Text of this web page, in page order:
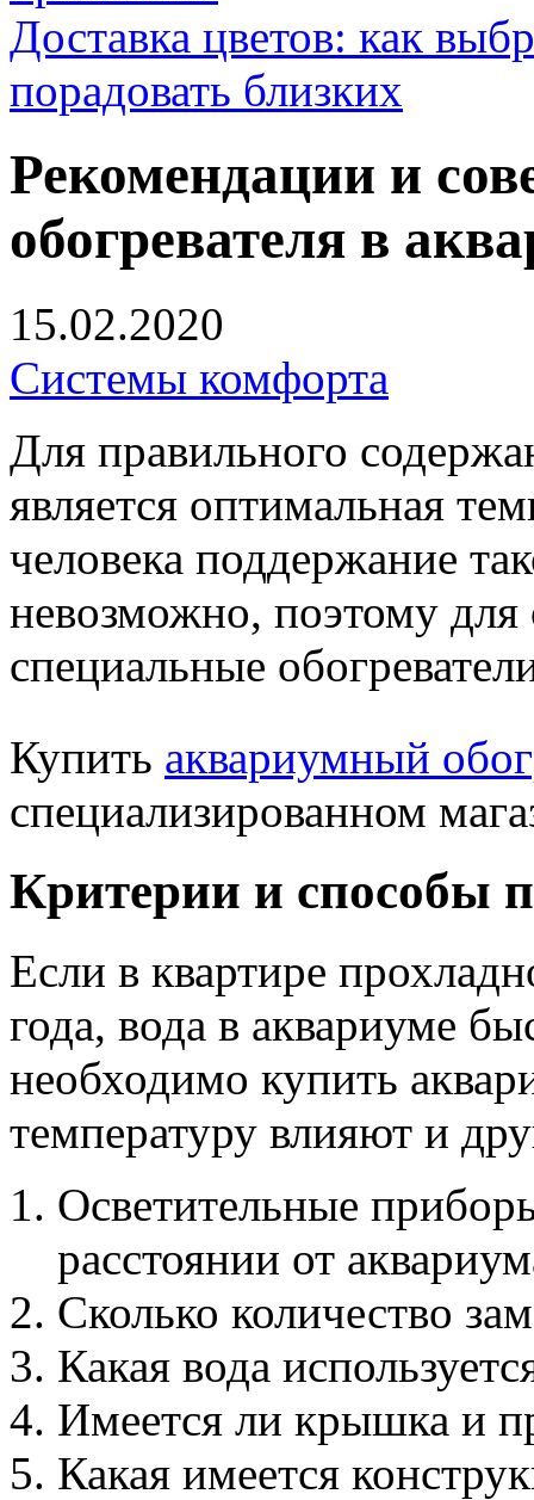
Доставка цветов: как
порадовать близких
Рекомендации и
обогревателя в
15.02.2020
Системы комфорта
Для правильного
является оптимальная
человека поддержание
невозможно, поэтому для
специальные
Купить аквариумный
специализированном
Критерии и способы
Если в квартире
года, вода в аквариуме
необходимо купить
температуру влияют и
Осветительные
расстоянии от
Сколько количество
Какая вода
Имеется ли крышка и
Какая имеется